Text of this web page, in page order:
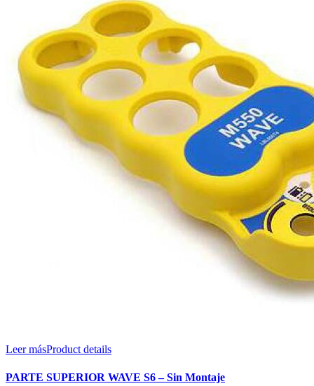
Leer másProduct details
PARTE SUPERIOR WAVE S6 – Sin Montaje